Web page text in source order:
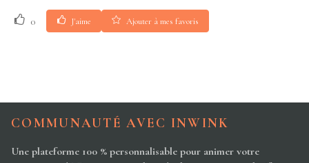
0 J'aime Ajouter à mes favoris
COMMUNAUTÉ AVEC INWINK
Une plateforme 100 % personnalisable pour animer votre